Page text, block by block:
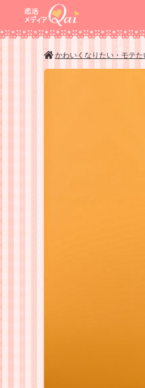
かわいくなりたい・モテ